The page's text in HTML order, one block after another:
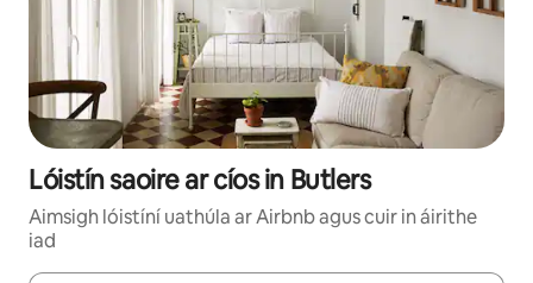
Lóistín saoire ar cíos in Butlers
Aimsigh lóistíní uathúla ar Airbnb agus cuir in áirithe
iad